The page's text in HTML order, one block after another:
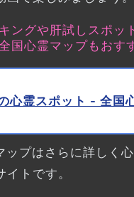
ングや肝試しスポッ
国心霊マップもおす
心霊スポット - 全国
ップはさらに詳しく
トです。